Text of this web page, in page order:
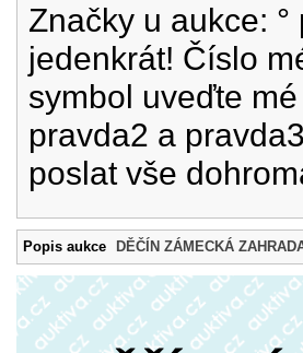
Značky u aukce:
jedenkrát! Číslo
symbol uveďte
pravda2 a
poslat vše
Popis aukce DĚČÍN ZÁMECKÁ